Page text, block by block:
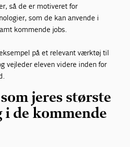
så de er motiveret for
som de kan anvende i
kommende jobs.
på et relevant værktøj til
vejleder eleven videre inden for
jeres største
de kommende